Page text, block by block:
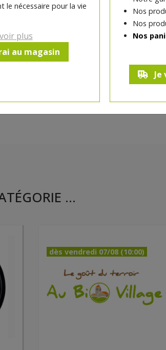
le nécessaire pour la vie
plus
au magasin
Nos
Nos
Nos
Ce produit est
...
dès vendredi 07/08 (10:00)